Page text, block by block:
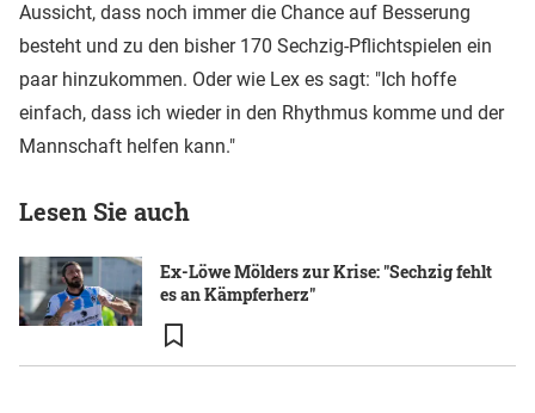
Aussicht, dass noch immer die Chance auf Besserung
besteht und zu den bisher 170 Sechzig-Pflichtspielen ein
paar hinzukommen. Oder wie Lex es sagt: "Ich hoffe
einfach, dass ich wieder in den Rhythmus komme und der
Mannschaft helfen kann."
Lesen Sie auch
Ex-Löwe Mölders zur Krise: "Sechzig fehlt
es an Kämpferherz"